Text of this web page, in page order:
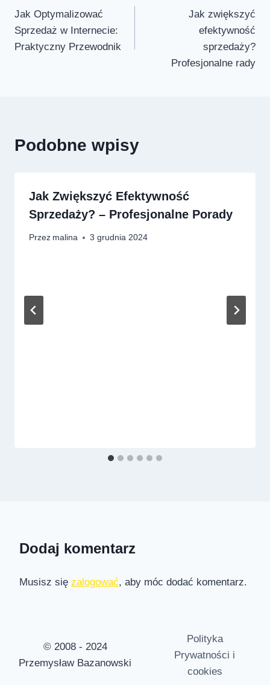
wpisu
Jak Optymalizować
Sprzedaż w Internecie:
Praktyczny Przewodnik
Jak zwiększyć
efektywność
sprzedaży?
Profesjonalne rady
Podobne wpisy
Jak Zwiększyć Efektywność
Sprzedaży? – Profesjonalne Porady
Przez malina 3 grudnia 2024
Dodaj komentarz
Musisz się zalogować, aby móc dodać komentarz.
© 2008 - 2024
Przemysław Bazanowski
Polityka
Prywatności i
cookies